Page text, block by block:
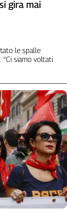
gira mai
le spalle
“Ci siamo voltati